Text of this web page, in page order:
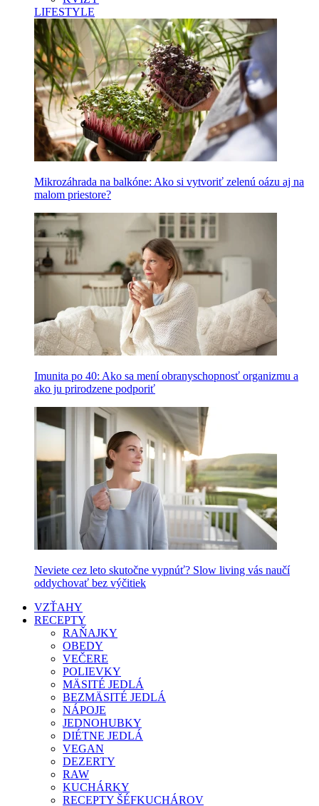
LIFESTYLE
Mikrozáhrada na balkóne: Ako si vytvoriť zelenú oázu aj na
malom priestore?
Imunita po 40: Ako sa mení obranyschopnosť organizmu a
ako ju prirodzene podporiť
Neviete cez leto skutočne vypnúť? Slow living vás naučí
oddychovať bez výčitiek
VZŤAHY
RECEPTY
RAŇAJKY
OBEDY
VEČERE
POLIEVKY
MÄSITÉ JEDLÁ
BEZMÄSITÉ JEDLÁ
NÁPOJE
JEDNOHUBKY
DIÉTNE JEDLÁ
VEGAN
DEZERTY
RAW
KUCHÁRKY
RECEPTY ŠÉFKUCHÁROV